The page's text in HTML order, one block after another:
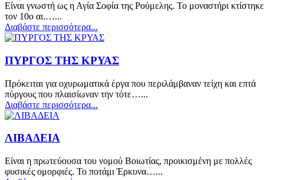
Είναι γνωστή ως η Αγία Σοφία της Ρούμελης. Το μοναστήρι κτίστηκε
τον 10ο αι.…...
Διαβάστε περισσότερα...
ΠΥΡΓΟΣ ΤΗΣ ΚΡΥΑΣ
Πρόκειται για οχυρωματικά έργα που περιλάμβαναν τείχη και επτά
πύργους που πλαισίωναν την τότε…...
Διαβάστε περισσότερα...
ΛΙΒΑΔΕΙΑ
Είναι η πρωτεύουσα του νομού Βοιωτίας, προικισμένη με πολλές
φυσικές ομορφιές. Το ποτάμι Έρκυνα…...